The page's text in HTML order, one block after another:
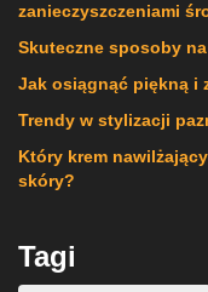
zanieczyszczeniami
Skuteczne sposoby
Jak osiągnąć piękną i
Trendy w stylizacji
Który krem
skóry?
Tagi